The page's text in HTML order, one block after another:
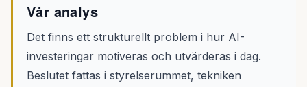
Vår analys
Det finns ett strukturellt problem i hur AI-
investeringar motiveras och utvärderas i dag.
Beslutet fattas i styrelserummet, tekniken